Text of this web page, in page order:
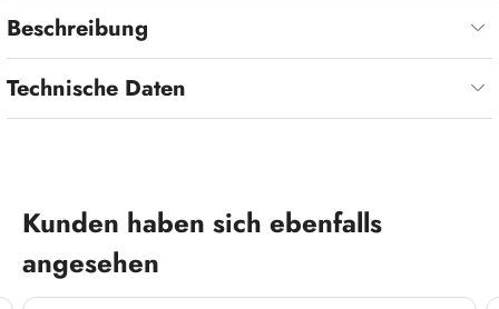
Beschreibung
Technische Daten
Produktgalerie überspringen
Kunden haben sich ebenfalls
angesehen